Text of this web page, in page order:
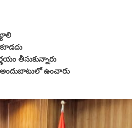
తీసుకున్నారు
అందుబాటులో ఉంచారు